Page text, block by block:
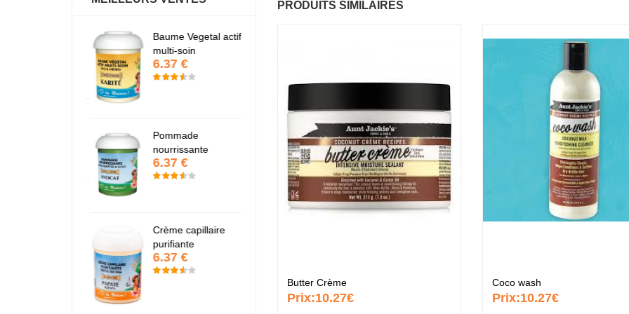
PRODUITS SIMILAIRES
Butter Crème
Prix:10.27€
Coco wash
Prix:10.27€
Baume Vegetal actif
multi-soin
6.37 €
Pommade
nourrissante
6.37 €
Crème capillaire
purifiante
6.37 €
Papaye
7.67 €
KARITE
6.37 €
Baume Vegetal actif